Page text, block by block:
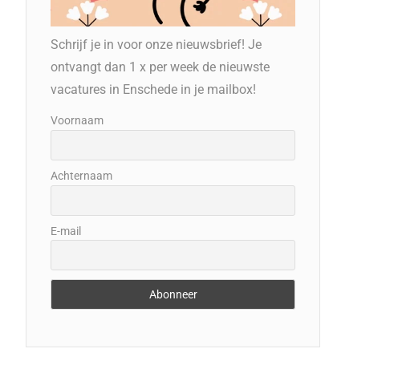
Schrijf je in voor onze nieuwsbrief! Je
ontvangt dan 1 x per week de nieuwste
vacatures in Enschede in je mailbox!
Voornaam
Achternaam
E-mail